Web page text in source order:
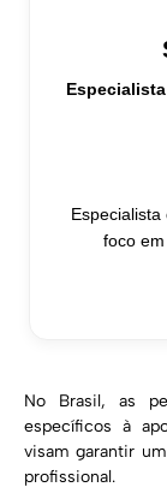
foco
No Brasil, as
específicos à
visam garantir
profissional.